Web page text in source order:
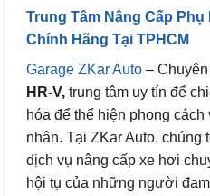
Trung Tâm Nâng Cấp Phụ
Chính Hãng Tại TPHCM
Garage ZKar Auto – Chuyên
HR-V, trung tâm uy tín để
hóa để thể hiện phong
nhân. Tại ZKar Auto, chúng
dịch vụ nâng cấp xe hơi
hội tụ của những người